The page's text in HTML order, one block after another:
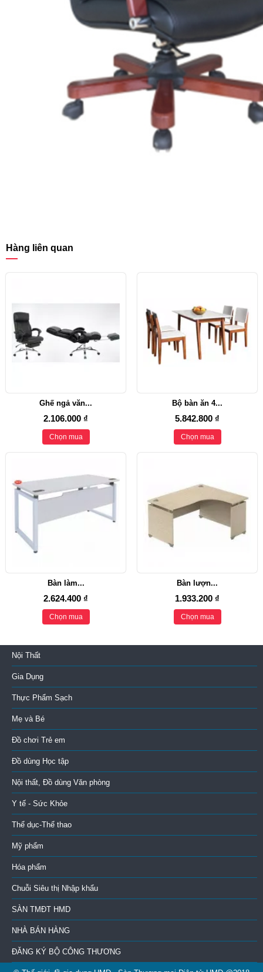
Hàng liên quan
Ghế ngả văn...
2.106.000 ₫
Chọn mua
Bộ bàn ăn 4...
5.842.800 ₫
Chọn mua
Bàn làm...
2.624.400 ₫
Chọn mua
Bàn lượn...
1.933.200 ₫
Chọn mua
Nội Thất
Gia Dụng
Thực Phẩm Sạch
Mẹ và Bé
Đồ chơi Trẻ em
Đồ dùng Học tập
Nội thất, Đồ dùng Văn phòng
Y tế - Sức Khỏe
Thể dục-Thể thao
Mỹ phẩm
Hóa phẩm
Chuỗi Siêu thị Nhập khẩu
SÀN TMĐT HMD
NHÀ BÁN HÀNG
ĐĂNG KÝ BỘ CÔNG THƯƠNG